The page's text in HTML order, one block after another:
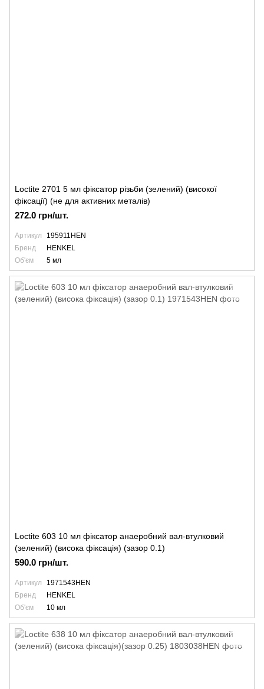
Loctite 2701 5 мл фіксатор різьби (зелений) (високої
фіксації) (не для активних металів)
272.0 грн/шт.
Артикул
195911HEN
Бренд
HENKEL
Об'єм
5 мл
Loctite 603 10 мл фіксатор анаеробний вал-втулковий
(зелений) (висока фіксація) (зазор 0.1)
590.0 грн/шт.
Артикул
1971543HEN
Бренд
HENKEL
Об'єм
10 мл